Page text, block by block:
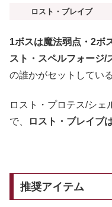
ロスト・ブレイブ
1ボスは魔法弱点・2ボ
スト・スペルフォージ/
の誰かがセットしてい
ロスト・プロテス/シェ
で、
ロスト・ブレイブ
推奨アイテム